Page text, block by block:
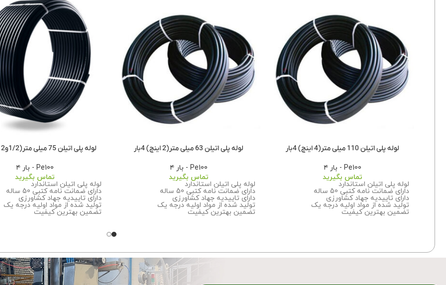
لوله پلی اتیلن 110 میلی متر(4 اینچ) 4بار
Pe100 - بار ۴
تماس بگیرید
لوله پلی اتیلن استاندارد
دارای ضمانت نامه کتبی 50 ساله
دارای تاییدیه جهاد کشاورزی
تولید شده از مواد اولیه درجه یک
تضمین بهترین کیفیت
برای اطلاعات بیشتر درباره سفارش این
لوله پلی اتیلن 63 میلی متر(2 اینچ) 4بار
Pe100 - بار ۴
تماس بگیرید
لوله پلی اتیلن استاندارد
دارای ضمانت نامه کتبی 50 ساله
دارای تاییدیه جهاد کشاورزی
تولید شده از مواد اولیه درجه یک
تضمین بهترین کیفیت
برای اطلاعات بیشتر درباره سفارش این
لوله پلی اتیلن 75 میلی متر(1/2و2 اینچ) 4بار
Pe100 - بار ۴
تماس بگیرید
لوله پلی اتیلن استاندارد
دارای ضمانت نامه کتبی 50 ساله
دارای تاییدیه جهاد کشاورزی
تولید شده از مواد اولیه درجه یک
تضمین بهترین کیفیت
برای اطلاعات بیشتر درباره سفارش